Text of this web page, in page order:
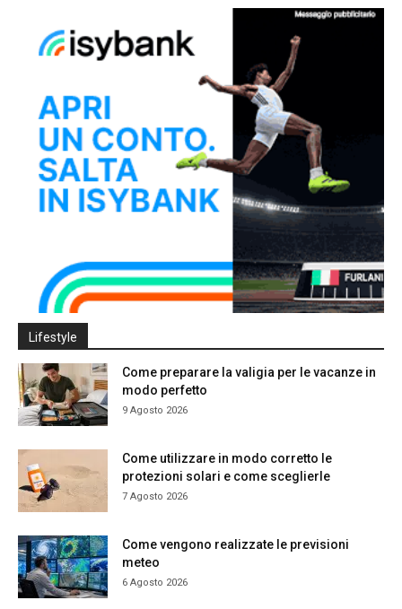
Lifestyle
Come preparare la valigia per le vacanze in
modo perfetto
9 Agosto 2026
Come utilizzare in modo corretto le
protezioni solari e come sceglierle
7 Agosto 2026
Come vengono realizzate le previsioni
meteo
6 Agosto 2026